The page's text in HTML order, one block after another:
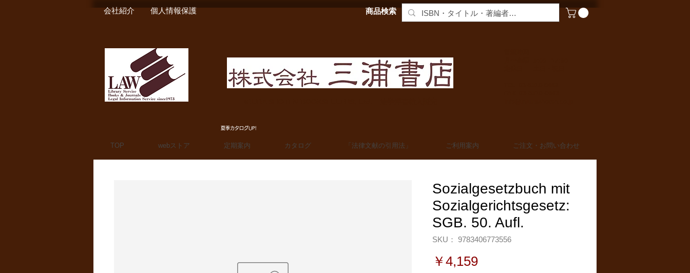
会社紹介 個人情報保護 商品検索
夏季カタログUP!
TOP webストア 定期案内 カタログ 「法律文献の引用法」 ご利用案内 ご注文・お問い合わせ
Sozialgesetzbuch mit
Sozialgerichtsgesetz:
SGB. 50. Aufl.
SKU： 9783406773556
￥4,159価